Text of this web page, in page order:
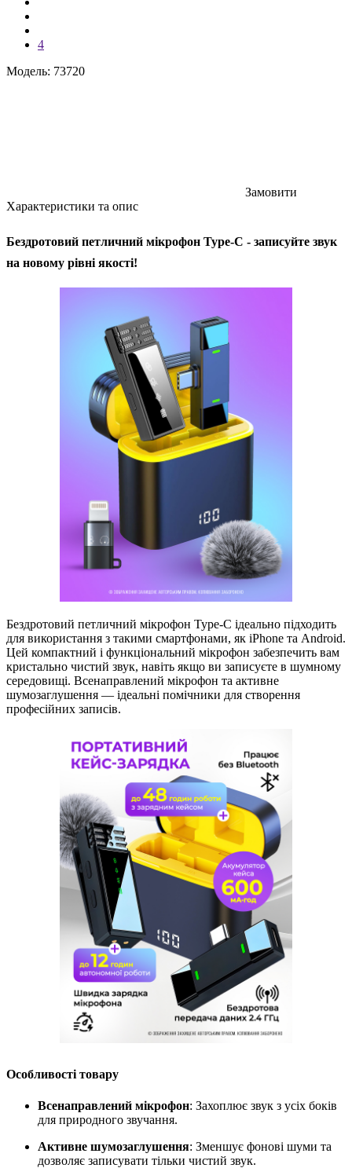
4
Модель: 73720
Замовити
Характеристики та опис
Бездротовий петличний мікрофон Type-C - записуйте звук
на новому рівні якості!
Бездротовий петличний мікрофон Type-C ідеально підходить
для використання з такими смартфонами, як iPhone та Android.
Цей компактний і функціональний мікрофон забезпечить вам
кристально чистий звук, навіть якщо ви записуєте в шумному
середовищі. Всенаправлений мікрофон та активне
шумозаглушення — ідеальні помічники для створення
професійних записів.
Особливості товару
Всенаправлений мікрофон: Захоплює звук з усіх боків
для природного звучання.
Активне шумозаглушення: Зменшує фонові шуми та
дозволяє записувати тільки чистий звук.